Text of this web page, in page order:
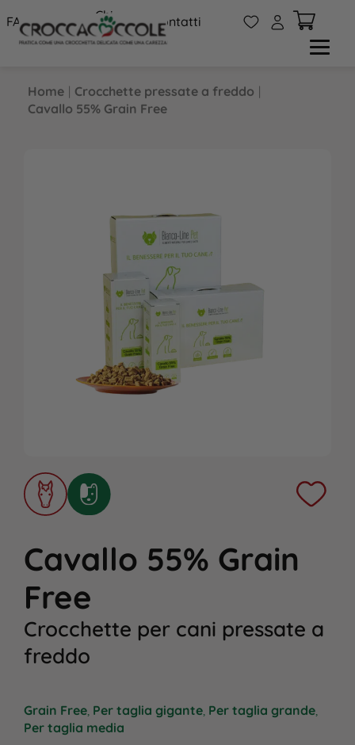
FAQs
Chi
siamo
Contatti W A
Home | Crocchette pressate a freddo |
Cavallo 55% Grain Free
Cavallo 55% Grain
Free
Crocchette per cani pressate a
freddo
Grain Free, Per taglia gigante, Per taglia grande,
Per taglia media